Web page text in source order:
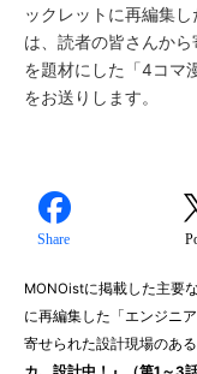
ックレットに再編集
は、読者の皆さんか
を題材にした「4コマ
をお送りします。
Share
MONOistに掲載した主要
に再編集した「エンジニ
寄せられた設計現場のあ